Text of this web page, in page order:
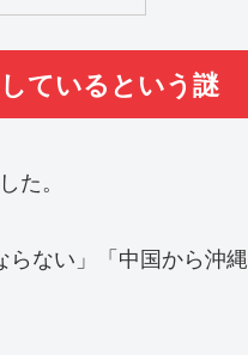
ているという謎
。
らない」「中国から沖縄